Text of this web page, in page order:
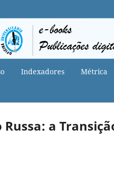
Indexadores Métrica
Russa: a